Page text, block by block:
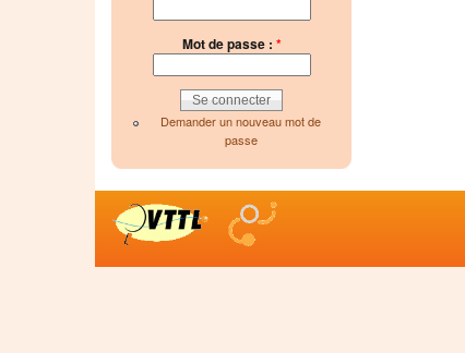
Mot de passe : *
Demander un nouveau mot de
passe